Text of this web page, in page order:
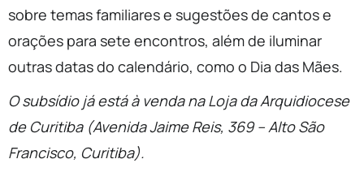
sobre temas familiares e sugestões de cantos e
orações para sete encontros, além de iluminar
outras datas do calendário, como o Dia das Mães.
O subsídio já está à venda na Loja da Arquidiocese
de Curitiba (Avenida Jaime Reis, 369 – Alto São
Francisco, Curitiba).